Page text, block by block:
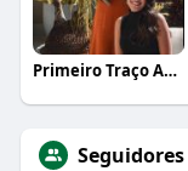
Primeiro Traço Arquitetura
Seguidores